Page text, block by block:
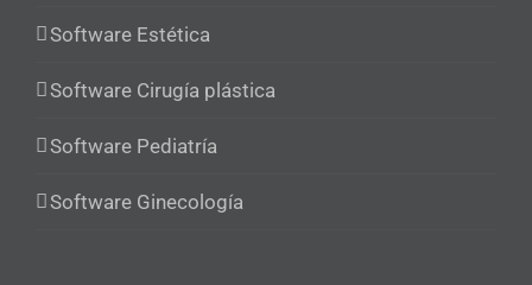
Software Estética
Software Cirugía plástica
Software Pediatría
Software Ginecología